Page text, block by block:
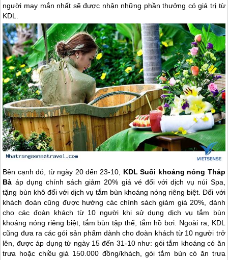
người may mắn nhất sẽ được nhận những phần thưởng có giá trị từ
KDL.
Bên cạnh đó, từ ngày 20 đến 23-10, KDL Suối khoáng nóng Tháp
Bà áp dụng chính sách giảm 20% giá vé đối với dịch vụ núi Spa,
tặng bùn khô đối với dịch vụ tắm bùn khoáng nóng riêng biệt. Đối với
khách đoàn cũng được hưởng các chính sách giảm giá 20%, dành
cho các đoàn khách từ 10 người khi sử dụng dịch vụ tắm bùn
khoáng nóng riêng biệt, tắm bùn tập thể, tắm hồ bơi. Ngoài ra, KDL
cũng đưa ra các gói sản phẩm dành cho đoàn khách từ 10 người trở
lên, được áp dụng từ ngày 15 đến 31-10 như: gói tắm khoáng có ăn
trưa hoặc chiều giá 150.000 đồng/khách, gói tắm bùn có ăn trưa